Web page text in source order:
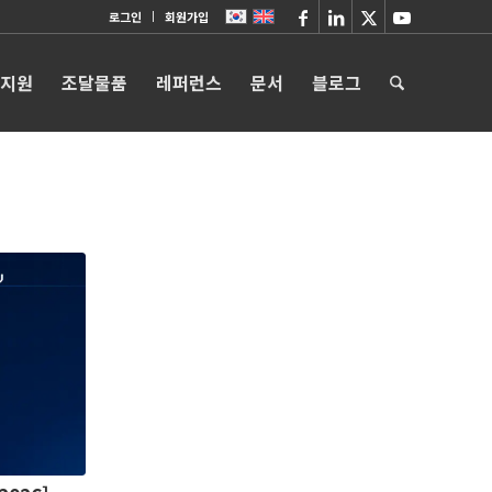
로그인 회원가입
원 조달물품 레퍼런스 문서 블로그